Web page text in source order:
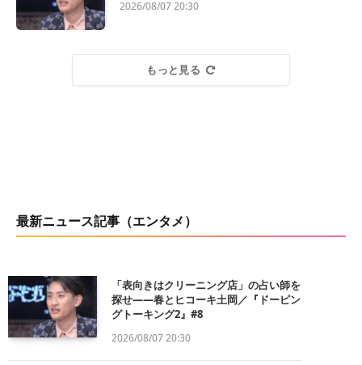
2026/08/07 20:30
もっと見る
最新ニュース記事（エンタメ）
「表向きはクリーニング店」の占い師を
探せ——春とヒコーキ土岡／『ドーピン
グトーキング2』#8
2026/08/07 20:30